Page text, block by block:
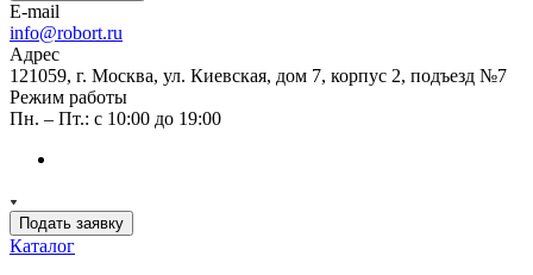
E-mail
info@robort.ru
Адрес
121059, г. Москва, ул. Киевская, дом 7, корпус 2, подъезд №7
Режим работы
Пн. – Пт.: с 10:00 до 19:00
Подать заявку
Каталог